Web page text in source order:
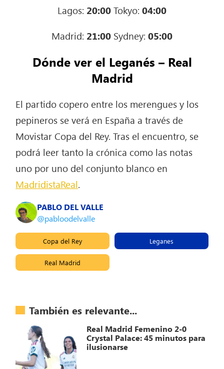
Lagos: 20:00Tokyo: 04:00
Madrid: 21:00 Sydney: 05:00
Dónde ver el Leganés – Real
Madrid
El partido copero entre los merengues y los
pepineros se verá en España a través de
Movistar Copa del Rey. Tras el encuentro, se
podrá leer tanto la crónica como las notas
uno por uno del conjunto blanco en
MadridistaReal.
PABLO DEL VALLE
@pabloodelvalle
Copa del Rey Leganes
Real Madrid
También es relevante...
Real Madrid Femenino 2-0
Crystal Palace: 45 minutos para
ilusionarse